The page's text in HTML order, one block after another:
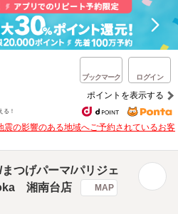
ブックマーク ログイン
ポイントを表示する
る！
震の影響のある地域へご予約されているお客
つげパーマ/パリジェ
湘南台店
MAP